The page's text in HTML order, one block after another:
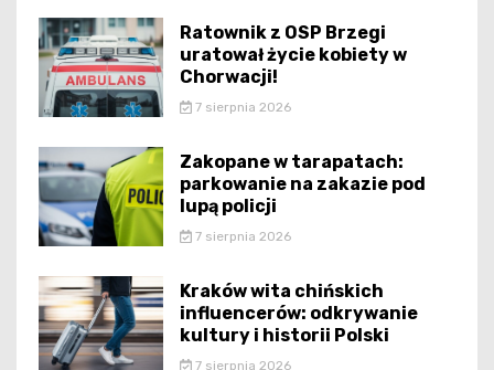
Ratownik z OSP Brzegi
uratował życie kobiety w
Chorwacji!
7 sierpnia 2026
Zakopane w tarapatach:
parkowanie na zakazie pod
lupą policji
7 sierpnia 2026
Kraków wita chińskich
influencerów: odkrywanie
kultury i historii Polski
7 sierpnia 2026